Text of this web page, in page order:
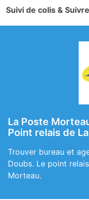
Suivi de colis &
La Poste
Point relais de
Trouver bureau et
Doubs. Le point
Morteau.